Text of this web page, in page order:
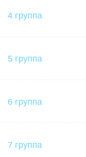
4 группа
5 группа
6 группа
7 группа